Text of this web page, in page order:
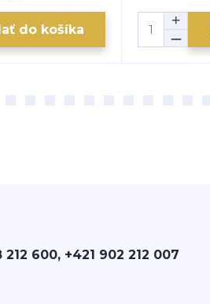
do košíka
600, +421 902 212 007